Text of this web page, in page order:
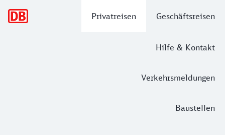
Privatreisen Geschäftsreisen
Hilfe & Kontakt
Verkehrsmeldungen
Baustellen